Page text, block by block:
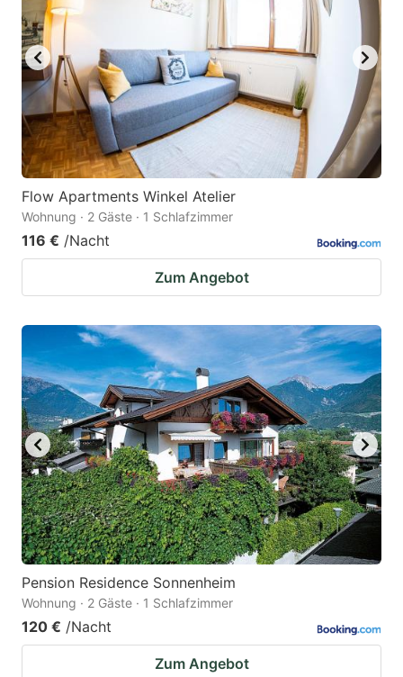
Flow Apartments Winkel Atelier
Wohnung · 2 Gäste · 1 Schlafzimmer
116 € /Nacht
Zum Angebot
Pension Residence Sonnenheim
Wohnung · 2 Gäste · 1 Schlafzimmer
120 € /Nacht
Zum Angebot